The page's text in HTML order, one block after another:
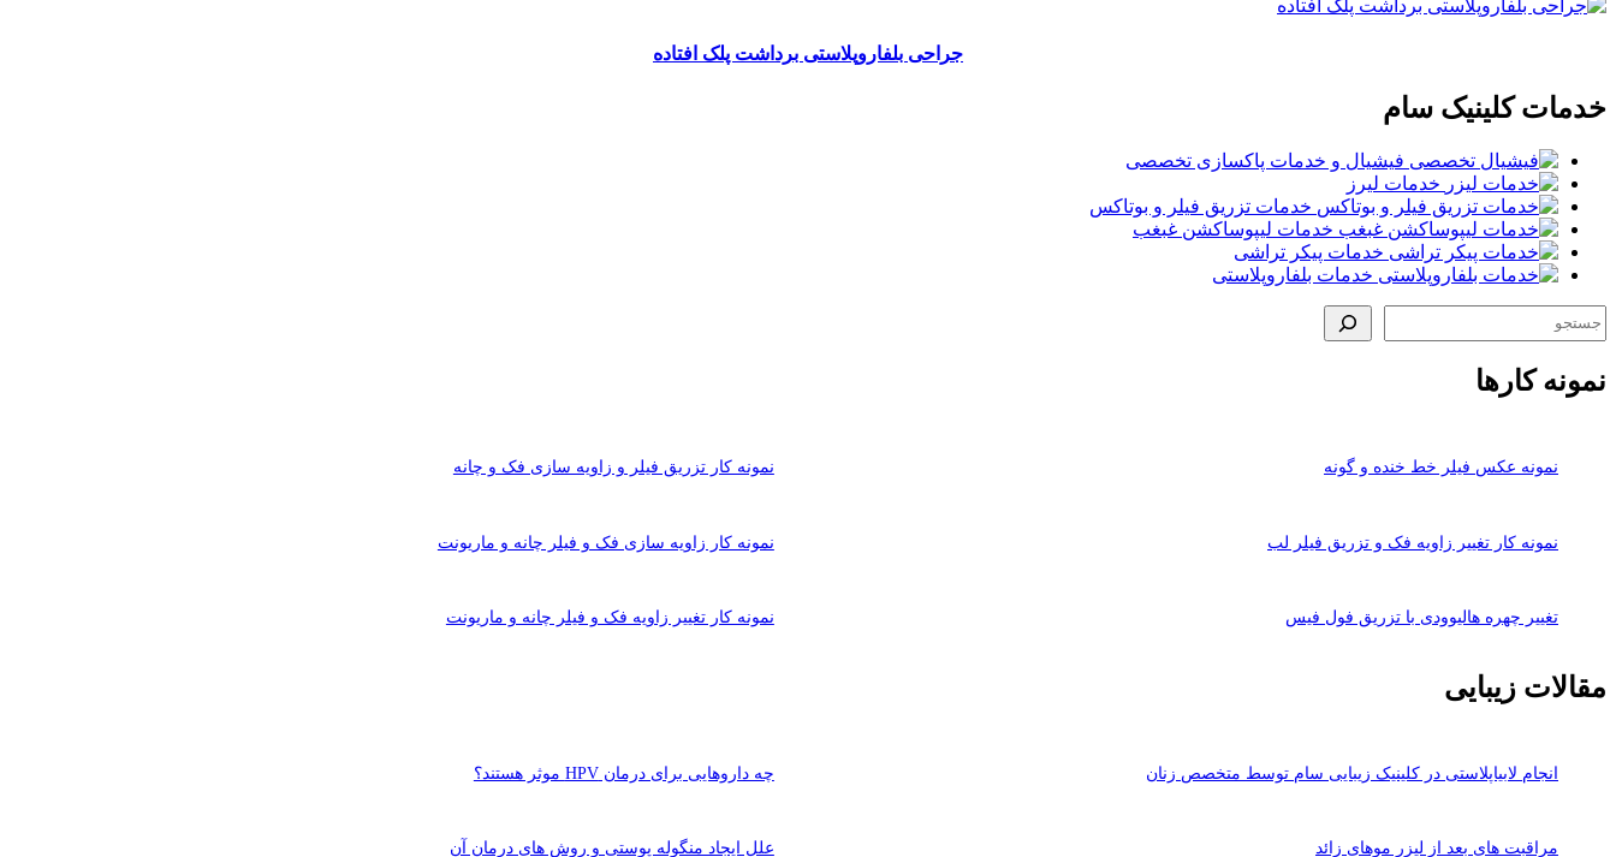
جراحی بلفاروپلاستی برداشت پلک افتاده
خدمات کلینیک سام
فیشیال و خدمات پاکسازی تخصصی
خدمات لیرز
خدمات تزریق فیلر و بوتاکس
خدمات لیپوساکشن غبغب
خدمات پیکر تراشی
خدمات بلفاروپلاستی
نمونه کارها
نمونه عکس فیلر خط خنده و گونه نمونه کار تزریق فیلر و زاویه سازی فک و چانه
نمونه کار تغییر زاویه فک و تزریق فیلر لب نمونه کار زاویه سازی فک و فیلر چانه و ماریونت
تغییر چهره هالیوودی با تزریق فول فیس نمونه کار تغییر زاویه فک و فیلر چانه و ماریونت
مقالات زیبایی
انجام لابیاپلاستی در کلینیک زیبایی سام توسط متخصص زنان چه داروهایی برای درمان HPV موثر هستند؟
مراقبت های بعد از لیزر موهای زائد علل ایجاد منگوله پوستی و روش های درمان آن